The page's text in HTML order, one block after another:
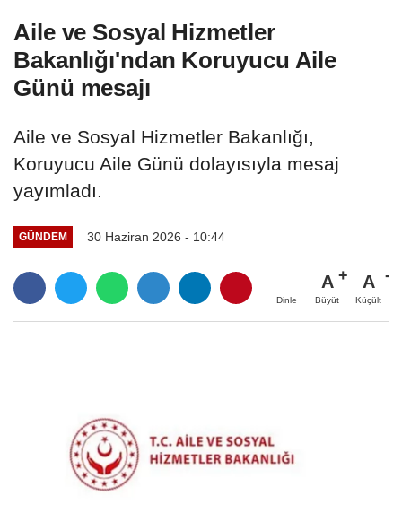
Aile ve Sosyal Hizmetler
Bakanlığı'ndan Koruyucu Aile
Günü mesajı
Aile ve Sosyal Hizmetler Bakanlığı,
Koruyucu Aile Günü dolayısıyla mesaj
yayımladı.
GÜNDEM 30 Haziran 2026 - 10:44
Dinle
A
Büyüt
A
Küçült